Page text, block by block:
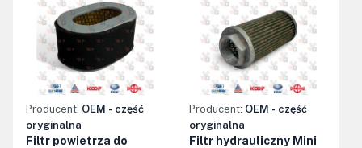
Producent: OEM - część
oryginalna
Filtr powietrza do
Producent: OEM - część
oryginalna
Filtr hydrauliczny Mini